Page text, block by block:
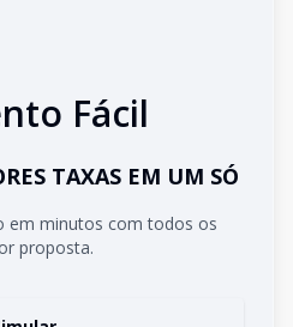
Fácil
TAXAS EM UM SÓ
em minutos com todos os
proposta.